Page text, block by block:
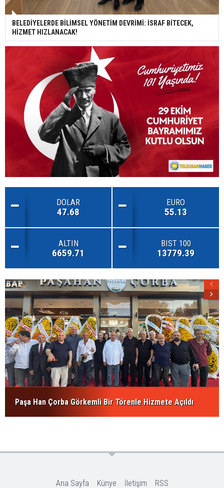
BELEDİYELERDE BİLİMSEL YÖNETİM DEVRİMİ: İSRAF BİTECEK,
HİZMET HIZLANACAK!
DOLAR
47.68
EURO
55.13
ALTIN
6659.71
BIST 100
13779.39
Paşa Han Çorba Görkemli Bir Törenle Hizmete Açıldı
Ana Sayfa Künye İletişim RSS